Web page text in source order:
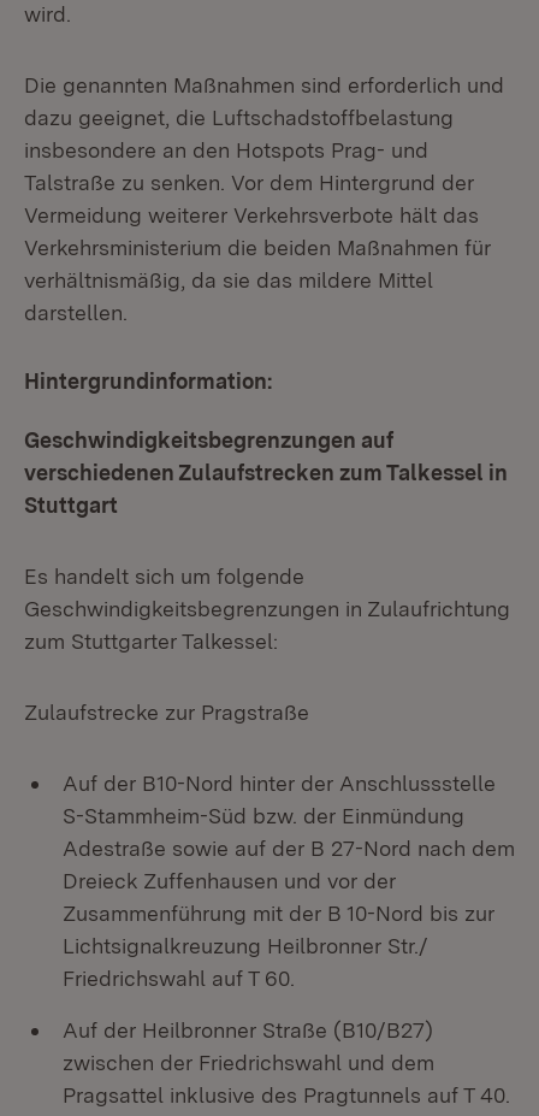
wird.
Die genannten Maßnahmen sind erforderlich und
dazu geeignet, die Luftschadstoffbelastung
insbesondere an den Hotspots Prag- und
Talstraße zu senken. Vor dem Hintergrund der
Vermeidung weiterer Verkehrsverbote hält das
Verkehrsministerium die beiden Maßnahmen für
verhältnismäßig, da sie das mildere Mittel
darstellen.
Hintergrundinformation:
Geschwindigkeitsbegrenzungen auf
verschiedenen Zulaufstrecken zum Talkessel in
Stuttgart
Es handelt sich um folgende
Geschwindigkeitsbegrenzungen in Zulaufrichtung
zum Stuttgarter Talkessel:
Zulaufstrecke zur Pragstraße
Auf der B10-Nord hinter der Anschlussstelle
S-Stammheim-Süd bzw. der Einmündung
Adestraße sowie auf der B 27-Nord nach dem
Dreieck Zuffenhausen und vor der
Zusammenführung mit der B 10-Nord bis zur
Lichtsignalkreuzung Heilbronner Str./
Friedrichswahl auf T 60.
Auf der Heilbronner Straße (B10/B27)
zwischen der Friedrichswahl und dem
Pragsattel inklusive des Pragtunnels auf T 40.